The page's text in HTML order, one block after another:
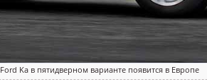
Ford Ka в пятидверном варианте появится в Европе